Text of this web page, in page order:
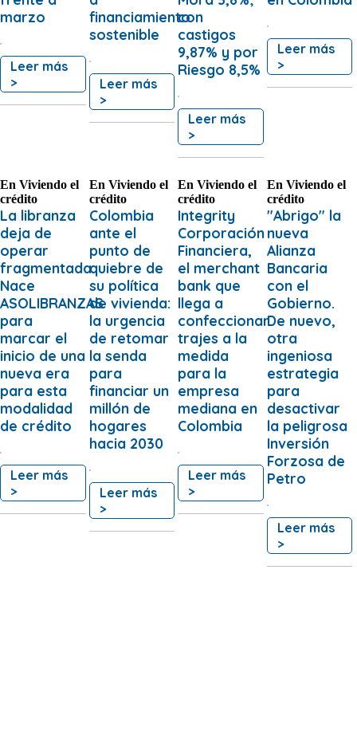
marzo
Leer más
>
financiamiento
sostenible
Leer más
>
con
castigos
9,87% y por
Riesgo 8,5%
Leer más
>
Leer más
>
En Viviendo el
crédito
La libranza
deja de
operar
fragmentada:
Nace
ASOLIBRANZAS
para
marcar el
inicio de una
nueva era
para esta
modalidad
de crédito
Leer más
>
En Viviendo el
crédito
Colombia
ante el
punto de
quiebre de
su política
de vivienda:
la urgencia
de retomar
la senda
para
financiar un
millón de
hogares
hacia 2030
Leer más
>
EnViviendo el
crédito
Integrity
Corporación
Financiera,
el merchant
bank que
llega a
confeccionar
trajes a la
medida
para la
empresa
mediana en
Colombia
Leer más
>
En Viviendo el
crédito
"Abrigo" la
nueva
Alianza
Bancaria
con el
Gobierno.
De nuevo,
otra
ingeniosa
estrategia
para
desactivar
la peligrosa
Inversión
Forzosa de
Petro
Leer más
>